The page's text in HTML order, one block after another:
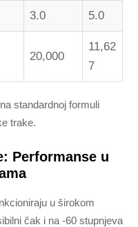
3.0 5.0
20,000
11,62
7
standardnoj formuli
trake.
Performanse u
u širokom
čak i na -60 stupnjeva